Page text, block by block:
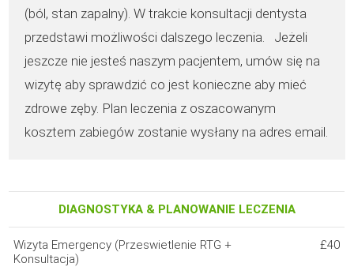
(ból, stan zapalny). W trakcie konsultacji dentysta
przedstawi możliwości dalszego leczenia. Jeżeli
jeszcze nie jesteś naszym pacjentem, umów się na
wizytę aby sprawdzić co jest konieczne aby mieć
zdrowe zęby. Plan leczenia z oszacowanym
kosztem zabiegów zostanie wysłany na adres email.
DIAGNOSTYKA & PLANOWANIE LECZENIA
Wizyta Emergency (Przeswietlenie RTG +
Konsultacja)
£40